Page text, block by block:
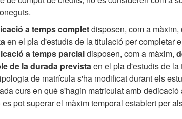
a temps completdisposen, com a màxim,
en el pla d'estudis de la titulació per completar
a temps parcialdisposen, com a màxim,
de la durada previstaen el pla d'estudis de la
de matrícula s'ha modificat durant els
curs en què s'hagin matriculat amb dedicació
pot superar el màxim temporal establert per